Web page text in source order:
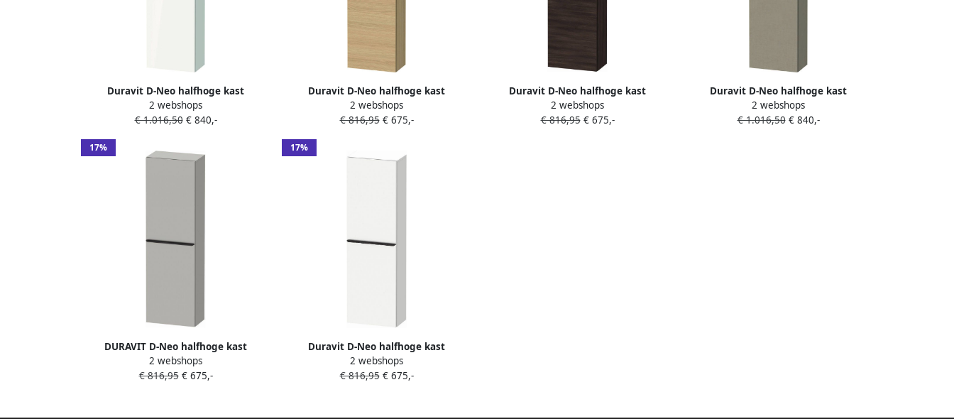
Duravit D-Neo halfhoge kast
40x24x132cm Linksdraaiend wit
Hoogglans de1318l2222
2 webshops
€ 1.016,50€ 840,-
Duravit D-Neo halfhoge kast
40x24x132cm Linksdraaiend Natuur
eiken Mat de1318l3030
2 webshops
€ 816,95€ 675,-
Duravit D-Neo halfhoge kast
40x24x132cm Linksdraaiend Donker
kastanje Mat de1318l5353
2 webshops
€ 816,95€ 675,-
Duravit D-Neo halfhoge kast
40x24x132cm Linksdraaiend Linnen
Mat de1318l7575
2 webshops
€ 1.016,50€ 840,-
17%
DURAVIT D-Neo halfhoge kast
40x24x132cm deuraaanslag rechts
Concrete Grey Matt decor
2 webshops
€ 816,95€ 675,-
17%
Duravit D-Neo halfhoge kast
40x24x132cm Rechtsdraaiend wit Mat
de1318r1818
2 webshops
€ 816,95€ 675,-